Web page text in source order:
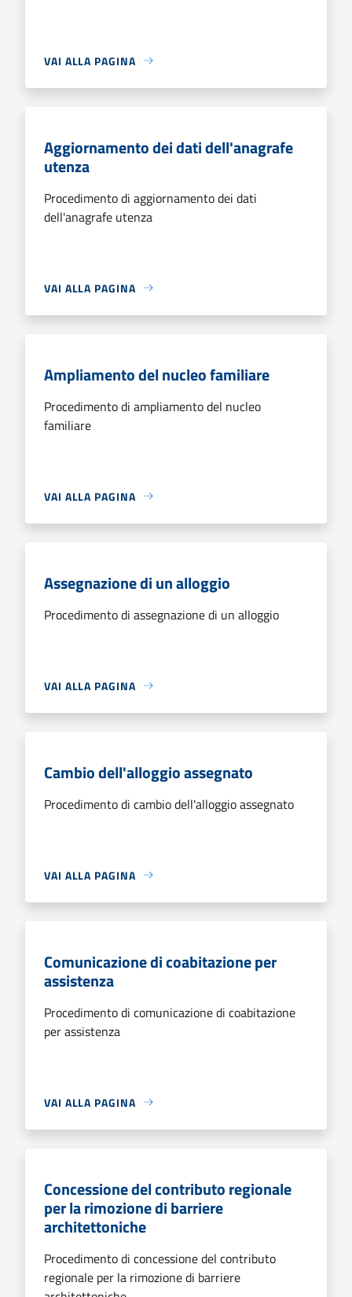
VAI ALLA PAGINA
Aggiornamento dei dati dell'anagrafe
utenza
Procedimento di aggiornamento dei dati
dell'anagrafe utenza
VAI ALLA PAGINA
Ampliamento del nucleo familiare
Procedimento di ampliamento del nucleo
familiare
VAI ALLA PAGINA
Assegnazione di un alloggio
Procedimento di assegnazione di un alloggio
VAI ALLA PAGINA
Cambio dell'alloggio assegnato
Procedimento di cambio dell'alloggio assegnato
VAI ALLA PAGINA
Comunicazione di coabitazione per
assistenza
Procedimento di comunicazione di coabitazione
per assistenza
VAI ALLA PAGINA
Concessione del contributo regionale
per la rimozione di barriere
architettoniche
Procedimento di concessione del contributo
regionale per la rimozione di barriere